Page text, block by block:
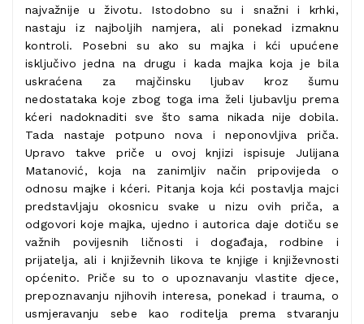
najvažnije u životu. Istodobno su i snažni i krhki,
nastaju iz najboljih namjera, ali ponekad izmaknu
kontroli. Posebni su ako su majka i kći upućene
isključivo jedna na drugu i kada majka koja je bila
uskraćena za majčinsku ljubav kroz šumu
nedostataka koje zbog toga ima želi ljubavlju prema
kćeri nadoknaditi sve što sama nikada nije dobila.
Tada nastaje potpuno nova i neponovljiva priča.
Upravo takve priče u ovoj knjizi ispisuje Julijana
Matanović, koja na zanimljiv način pripovijeda o
odnosu majke i kćeri. Pitanja koja kći postavlja majci
predstavljaju okosnicu svake u nizu ovih priča, a
odgovori koje majka, ujedno i autorica daje dotiču se
važnih povijesnih ličnosti i događaja, rodbine i
prijatelja, ali i književnih likova te knjige i književnosti
općenito. Priče su to o upoznavanju vlastite djece,
prepoznavanju njihovih interesa, ponekad i trauma, o
usmjeravanju sebe kao roditelja prema stvaranju